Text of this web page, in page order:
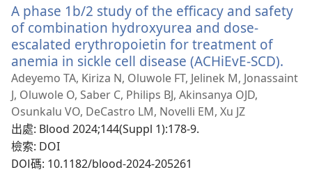
A phase 1b/2 study of the efficacy and safety
of combination hydroxyurea and dose-
escalated erythropoietin for treatment of
anemia in sickle cell disease (ACHiEvE-SCD).
啟
Adeyemo TA, Kiriza N, Oluwole FT, Jelinek M, Jonassaint
J, Oluwole O, Saber C, Philips BJ, Akinsanya OJD,
Osunkalu VO, DeCastro LM, Novelli EM, Xu JZ
出處‎: Blood 2024;144(Suppl 1):178-9.
檢索‎: DOI
DOI碼‎: 10.1182/blood-2024-205261